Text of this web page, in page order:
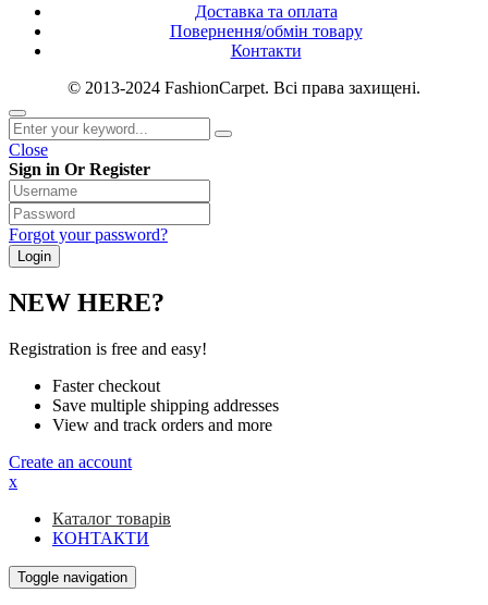
Доставка та оплата
Повернення/обмін товару
Контакти
© 2013-2024 FashionCarpet. Всі права захищені.
Close
Sign in Or Register
Forgot your password?
NEW HERE?
Registration is free and easy!
Faster checkout
Save multiple shipping addresses
View and track orders and more
Create an account
x
Каталог товарів
КОНТАКТИ
Toggle navigation